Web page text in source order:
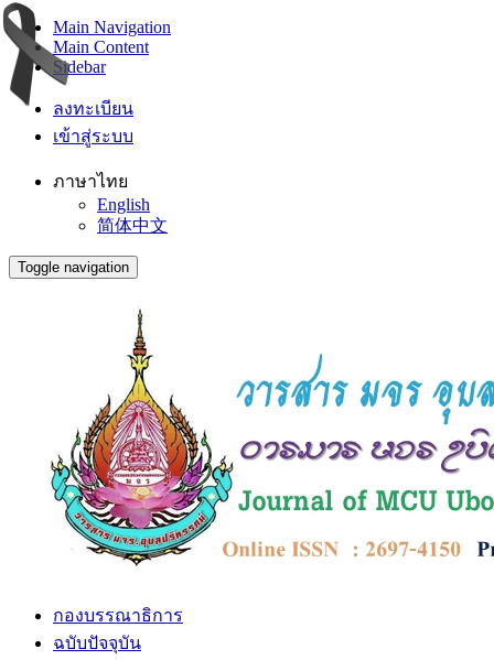
Main Navigation
Main Content
Sidebar
ลงทะเบียน
เข้าสู่ระบบ
ภาษาไทย
English
简体中文
Toggle navigation
กองบรรณาธิการ
ฉบับปัจจุบัน